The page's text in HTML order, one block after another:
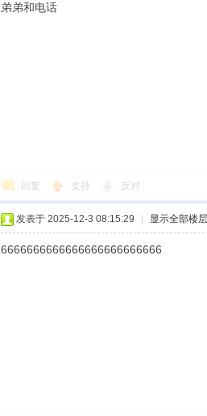
弟弟和电话
回复 支持 反对
发表于 2025-12-3 08:15:29 显示全部楼层
6666666666666666666666666